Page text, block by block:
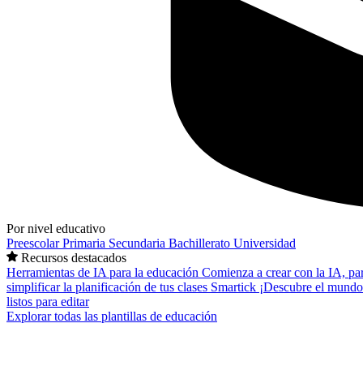
Por nivel educativo
PreescolarPrimaria Secundaria Bachillerato Universidad
Recursos destacados
Herramientas de IA para la educación Comienza a crear con la IA,
simplificar la planificación de tus clases Smartick ¡Descubre el
listos para editar
Explorar todas las plantillas de educación